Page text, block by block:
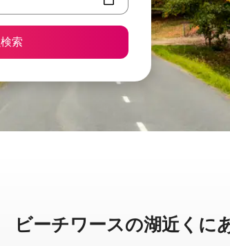
検索
ビーチワースの湖⁠近⁠く⁠に